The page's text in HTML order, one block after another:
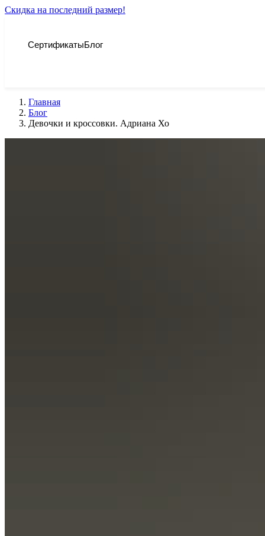
Скидка на последний размер!
СертификатыБлог
Главная
Блог
Девочки и кроссовки. Адриана Хо